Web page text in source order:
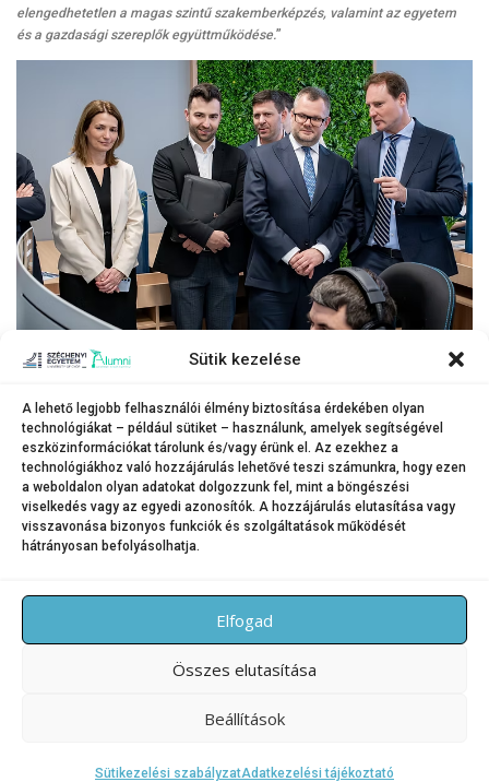
Sütik kezelése
A lehető legjobb felhasználói élmény biztosítása érdekében olyan
technológiákat – például sütiket – használunk, amelyek segítségével
eszközinformációkat tárolunk és/vagy érünk el. Az ezekhez a
technológiákhoz való hozzájárulás lehetővé teszi számunkra, hogy ezen
a weboldalon olyan adatokat dolgozzunk fel, mint a böngészési
viselkedés vagy az egyedi azonosítók. A hozzájárulás elutasítása vagy
visszavonása bizonyos funkciók és szolgáltatások működését
hátrányosan befolyásolhatja.
Elfogad
Összes elutasítása
Beállítások
Sütikezelési szabályzatAdatkezelési tájékoztató
elengedhetetlen a magas szintű szakemberképzés, valamint az egyetem
és a gazdasági szereplők együttműködése.”
A bemutató résztvevői megtekintették a projekt keretében kialakított és
felújított laborokat.
(Fotó: Adorján András)
KATEGÓRIA:HÍREK